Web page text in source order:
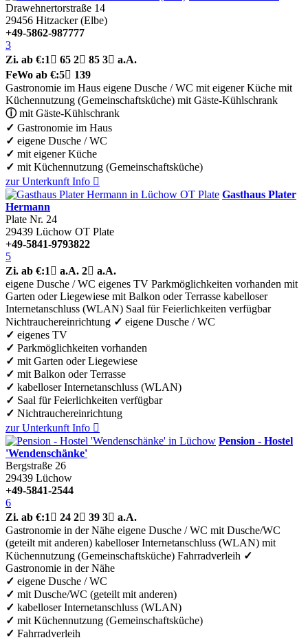
Drawehnertorstraße 14
29456 Hitzacker (Elbe)
+49-5862-987777
3
Zi. ab €:1  65 2 85 3 a.A.
FeWo ab €:5 139
Gastronomie im Haus eigene Dusche / WC mit eigener Küche mit
Küchennutzung (Gemeinschaftsküche) mit Gäste-Kühlschrank
ⓘmit Gäste-Kühlschrank
✓ Gastronomie im Haus
✓ eigene Dusche / WC
✓ mit eigener Küche
✓ mit Küchennutzung (Gemeinschaftsküche)
zur Unterkunft Info 
Gasthaus Plater
Hermann
Plate Nr. 24
29439 Lüchow OT Plate
+49-5841-9793822
5
Zi. ab €:1  a.A. 2 a.A.
eigene Dusche / WC eigenes TV Parkmöglichkeiten vorhanden mit
Garten oder Liegewiese mit Balkon oder Terrasse kabelloser
Internetanschluss (WLAN) Saal für Feierlichkeiten verfügbar
Nichtrauchereinrichtung ✓ eigene Dusche / WC
✓ eigenes TV
✓ Parkmöglichkeiten vorhanden
✓ mit Garten oder Liegewiese
✓ mit Balkon oder Terrasse
✓ kabelloser Internetanschluss (WLAN)
✓ Saal für Feierlichkeiten verfügbar
✓ Nichtrauchereinrichtung
zur Unterkunft Info 
Pension - Hostel
'Wendenschänke'
Bergstraße 26
29439 Lüchow
+49-5841-2544
6
Zi. ab €:1  24 2 39 3 a.A.
Gastronomie in der Nähe eigene Dusche / WC mit Dusche/WC
(geteilt mit anderen) kabelloser Internetanschluss (WLAN) mit
Küchennutzung (Gemeinschaftsküche) Fahrradverleih ✓
Gastronomie in der Nähe
✓ eigene Dusche / WC
✓ mit Dusche/WC (geteilt mit anderen)
✓ kabelloser Internetanschluss (WLAN)
✓ mit Küchennutzung (Gemeinschaftsküche)
✓ Fahrradverleih